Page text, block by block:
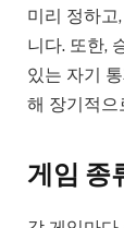
미리 정하고
니다. 또한,
있는 자기
해 장기적으
게임 종